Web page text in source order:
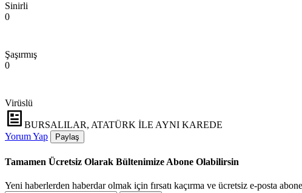
Sinirli
0
Şaşırmış
0
Virüslü
BURSALILAR, ATATÜRK İLE AYNI KAREDE
Yorum Yap
Paylaş
Tamamen Ücretsiz Olarak Bültenimize Abone Olabilirsin
Yeni haberlerden haberdar olmak için fırsatı kaçırma ve ücretsiz e-posta